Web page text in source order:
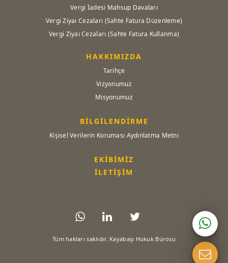
Vergi İadesi Mahsup Davaları
Vergi Ziyaı Cezaları (Sahte Fatura Düzenleme)
Vergi Ziyaı Cezaları (Sahte Fatura Kullanma)
HAKKIMIZDA
Tarihçe
Vizyonumuz
Misyonumuz
BİLGİLENDİRME
Kişisel Verilerin Koruması Aydınlatma Metni
EKİBİMİZ
İLETİŞİM
Tüm hakları saklıdır. Kayabaşı Hukuk Bürosu